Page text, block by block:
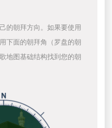
的朝拜方向。如果要使用
下面的朝拜角（罗盘的朝
地图基础结构找到您的朝